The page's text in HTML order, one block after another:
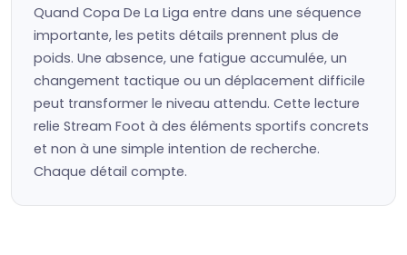
Quand Copa De La Liga entre dans une séquence
importante, les petits détails prennent plus de
poids. Une absence, une fatigue accumulée, un
changement tactique ou un déplacement difficile
peut transformer le niveau attendu. Cette lecture
relie Stream Foot à des éléments sportifs concrets
et non à une simple intention de recherche.
Chaque détail compte.